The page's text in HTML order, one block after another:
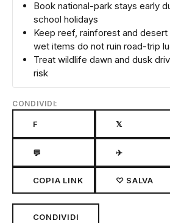
Book national-park stays early
school holidays
Keep reef, rainforest and
wet items do not ruin road-trip
Treat wildlife dawn and dusk
risk
CONDIVIDI:
F 𝕏
💬 ✈
COPIA LINK ♡ SALVA
CONDIVIDI